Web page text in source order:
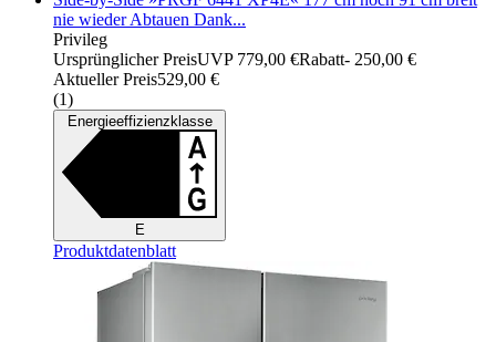
nie wieder Abtauen Dank...
Privileg
Ursprünglicher PreisUVP 779,00 €Rabatt- 250,00 €
Aktueller Preis529,00 €
(1)
Energieeffizienzklasse
E
Produktdatenblatt